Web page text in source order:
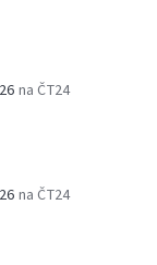
na ČT24
na ČT24